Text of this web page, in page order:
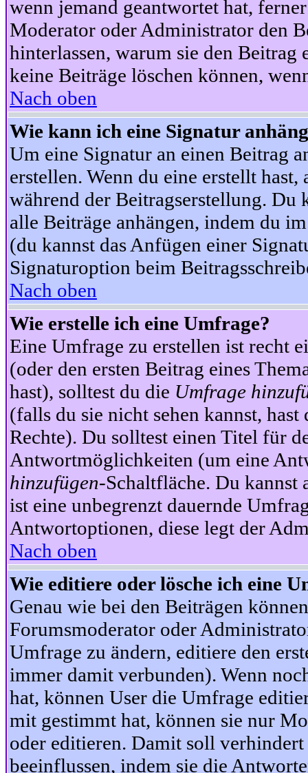
wenn jemand geantwortet hat,
Moderator oder Administrator den
hinterlassen, warum sie den Beitrag
keine Beiträge löschen können,
Nach oben
Wie kann ich eine Signatur
Um eine Signatur an einen Beitrag
erstellen. Wenn du eine erstellt
während der Beitragserstellung. Du
alle Beiträge anhängen, indem du
(du kannst das Anfügen einer
Signaturoption beim
Nach oben
Wie erstelle ich eine Umfrage?
Eine Umfrage zu erstellen ist recht
(oder den ersten Beitrag eines
hast), solltest du die Umfrage
(falls du sie nicht sehen kannst,
Rechte). Du solltest einen Titel für
Antwortmöglichkeiten (um eine
hinzufügen-Schaltfläche. Du
ist eine unbegrenzt dauernde
Antwortoptionen, diese legt der
Nach oben
Wie editiere oder lösche ich eine
Genau wie bei den Beiträgen
Forumsmoderator oder
Umfrage zu ändern, editiere den
immer damit verbunden). Wenn
hat, können User die Umfrage
mit gestimmt hat, können sie nur
oder editieren. Damit soll
beeinflussen, indem sie die